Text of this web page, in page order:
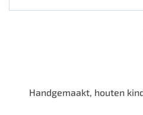
Handgemaakt, houten